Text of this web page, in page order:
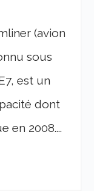
(avion
sous
est un
dont
en 2008....